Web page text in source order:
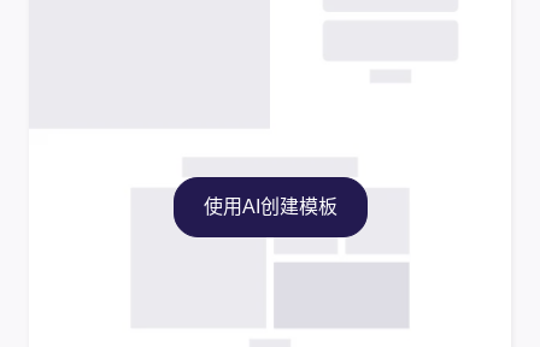
使用AI创建模板